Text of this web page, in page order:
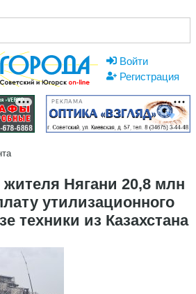
Войти
Регистрация
РЕКЛАМА
Нягани 20,8 млн
утилизационного
техники из Казахстана